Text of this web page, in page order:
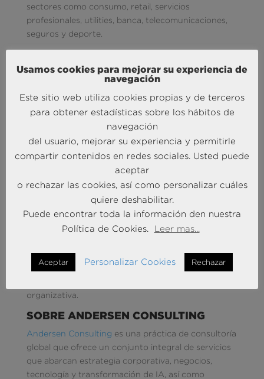
sectores como consumo, retail, servicios
profesionales, utilities, banca, telecomunicaciones,
seguros y deporte.
consultoría, a lo largo de su carrera profesional
Francisco ha asumido puestos de responsabilidad
en diversos países y sectores, entre ellos, como
Country Manager del negocio de Development
Systems en Portugal, como presidente de Hastee
España & Portugal, liderando su expansión e
presidencia del club de fútbol AD Mérida, cuya
gestión profesionalizó por completo tras su
adquisición.
En paralelo, ha mantenido un firme compromiso
con la generación de conocimiento como docente
diversas universidades y foros especializados,
contribuyendo a la difusión de nuevas metodologías
organizativa.
SOBRE ANDERSEN CONSULTING
Andersen Consulting es una práctica de consultoría
global que ofrece un conjunto integral de servicios
que abarcan estrategia corporativa, negocios,
tecnología y transformación de IA, así como
Usamos cookies para mejorar su experiencia de
navegación
Este sitio web utiliza cookies propias y de terceros
para obtener estadísticas sobre los hábitos de
navegación
del usuario, mejorar su experiencia y permitirle
compartir contenidos en redes sociales. Usted puede
aceptar
o rechazar las cookies, así como personalizar cuáles
quiere deshabilitar.
Puede encontrar toda la información den nuestra
Política de Cookies.
Leer mas...
Aceptar Personalizar Cookies Rechazar